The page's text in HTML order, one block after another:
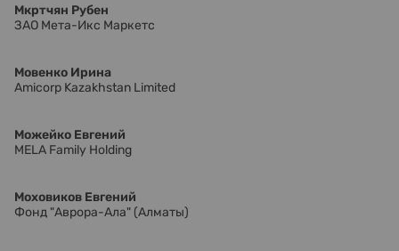
Мкртчян Рубен
ЗАО Мета-Икс Маркетс
Мовенко Ирина
Amicorp Kazakhstan Limited
Можейко Евгений
MELA Family Holding
Моховиков Евгений
Фонд "Аврора-Ала" (Алматы)